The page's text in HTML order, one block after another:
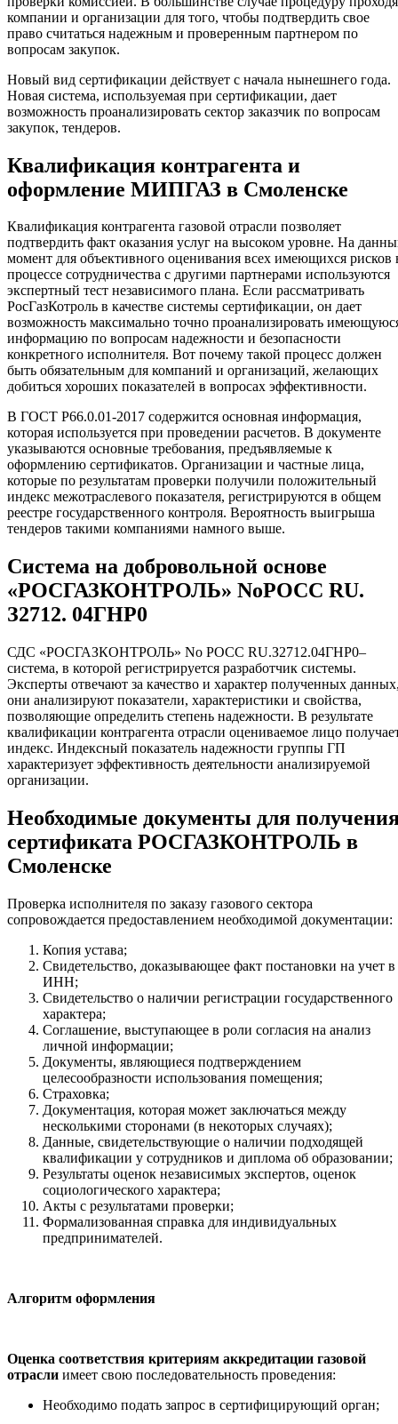
компании и организации для того, чтобы подтвердить свое
право считаться надежным и проверенным партнером по
вопросам закупок.
Новый вид сертификации действует с начала нынешнего года.
Новая система, используемая при сертификации, дает
возможность проанализировать сектор заказчик по вопросам
закупок, тендеров.
Квалификация контрагента и
оформление МИПГАЗ в Смоленске
Квалификация контрагента газовой отрасли позволяет
подтвердить факт оказания услуг на высоком уровне. На
момент для объективного оценивания всех имеющихся рисков
процессе сотрудничества с другими партнерами используются
экспертный тест независимого плана. Если рассматривать
РосГазКотроль в качестве системы сертификации, он дает
возможность максимально точно проанализировать
информацию по вопросам надежности и безопасности
конкретного исполнителя. Вот почему такой процесс должен
быть обязательным для компаний и организаций, желающих
добиться хороших показателей в вопросах эффективности.
В ГОСТ Р66.0.01-2017 содержится основная информация,
которая используется при проведении расчетов. В документе
указываются основные требования, предъявляемые к
оформлению сертификатов. Организации и частные лица,
которые по результатам проверки получили положительный
индекс межотраслевого показателя, регистрируются в общем
реестре государственного контроля. Вероятность выигрыша
тендеров такими компаниями намного выше.
Система на добровольной основе
«РОСГАЗКОНТРОЛЬ» NoРОСС RU.
З2712. 04ГНР0
СДС «РОСГАЗКОНТРОЛЬ» No РОСС RU.З2712.04ГНР0–
система, в которой регистрируется разработчик системы.
Эксперты отвечают за качество и характер полученных
они анализируют показатели, характеристики и свойства,
позволяющие определить степень надежности. В результате
квалификации контрагента отрасли оцениваемое лицо
индекс. Индексный показатель надежности группы ГП
характеризует эффективность деятельности анализируемой
организации.
Необходимые документы для
сертификата РОСГАЗКОНТРОЛЬ в
Смоленске
Проверка исполнителя по заказу газового сектора
сопровождается предоставлением необходимой документации:
Копия устава;
Свидетельство, доказывающее факт постановки на учет в
ИНН;
Свидетельство о наличии регистрации государственного
характера;
Соглашение, выступающее в роли согласия на анализ
личной информации;
Документы, являющиеся подтверждением
целесообразности использования помещения;
Страховка;
Документация, которая может заключаться между
несколькими сторонами (в некоторых случаях);
Данные, свидетельствующие о наличии подходящей
квалификации у сотрудников и диплома об образовании;
Результаты оценок независимых экспертов, оценок
социологического характера;
Акты с результатами проверки;
Формализованная справка для индивидуальных
предпринимателей.
Алгоритм оформления
Оценка соответствия критериям аккредитации газовой
отрасли имеет свою последовательность проведения:
Необходимо подать запрос в сертифицирующий орган;